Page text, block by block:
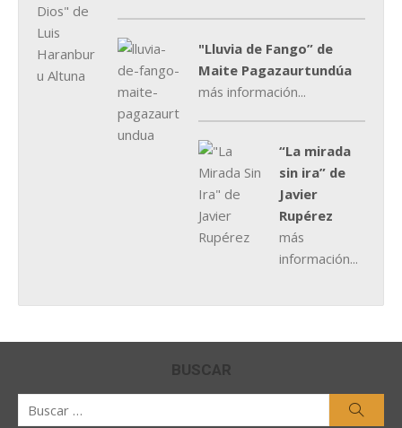
"Lluvia de Fango” de
Maite Pagazaurtundúa
más información...
“La mirada
sin ira” de
Javier
Rupérez
más
información...
BUSCAR